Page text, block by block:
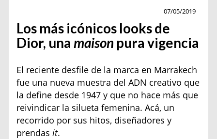
07/05/2019
Los más icónicos looks de
Dior, unamaison pura vigencia
El reciente desfile de la marca en Marrakech
fue una nueva muestra del ADN creativo que
la define desde 1947 y que no hace más que
reivindicar la silueta femenina. Acá, un
recorrido por sus hitos, diseñadores y
prendasit.